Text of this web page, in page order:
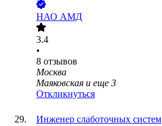
НАО АМД
3.4
•
8 отзывов
Москва
Маяковская и еще 3
Откликнуться
Инженер слаботочных систем